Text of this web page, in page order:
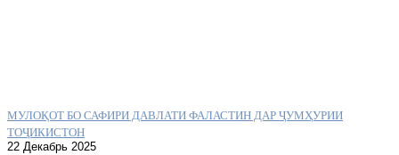
МУЛОҚОТ БО САФИРИ ДАВЛАТИ ФАЛАСТИН ДАР ҶУМҲУРИИ
ТОҶИКИСТОН
22 Декабрь 2025